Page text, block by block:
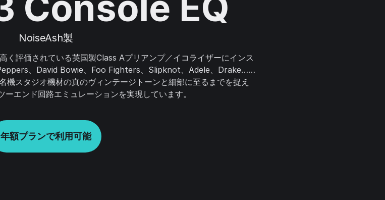
NoiseAsh製
く評価されている英国製Class Aプリアンプ／イコライザーにインス
、David Bowie、Foo Fighters、Slipknot、Adele、Drake……
機スタジオ機材の真のヴィンテージトーンと細部に至るまでを捉え
エンド回路エミュレーションを実現しています。
年額プランで利用可能